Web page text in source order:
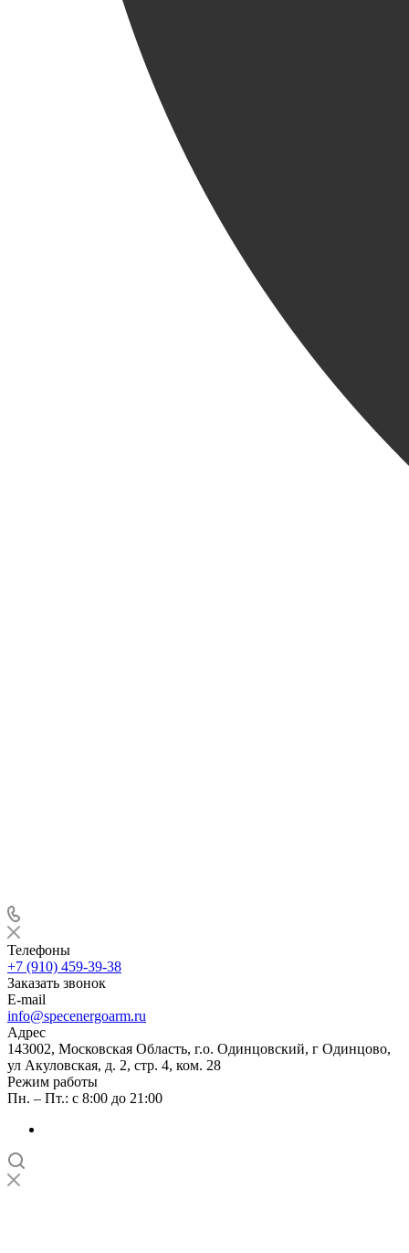
Телефоны
+7 (910) 459-39-38
Заказать звонок
E-mail
info@specenergoarm.ru
Адрес
143002, Московская Область, г.о. Одинцовский, г Одинцово,
ул Акуловская, д. 2, стр. 4, ком. 28
Режим работы
Пн. – Пт.: с 8:00 до 21:00